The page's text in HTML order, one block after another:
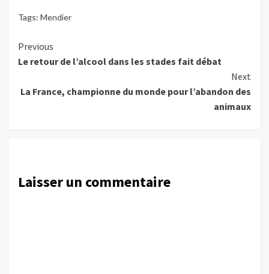
Tags: Mendier
Continue
Reading
Previous
Le retour de l’alcool dans les stades fait débat
Next
La France, championne du monde pour l’abandon des
animaux
Laisser un commentaire